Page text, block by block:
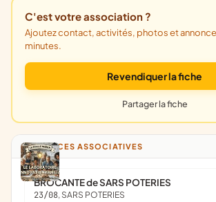
C'est votre association ?
Ajoutez contact, activités, photos et annonces. Gratuit, en 5
minutes.
Revendiquer la fiche
Partager la fiche
ANNONCES ASSOCIATIVES
BROCANTE de SARS POTERIES
23/08, SARS POTERIES